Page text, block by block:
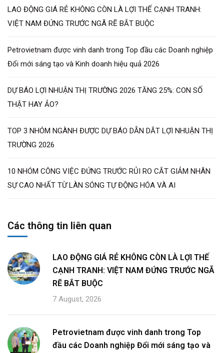
LAO ĐỘNG GIÁ RẺ KHÔNG CÒN LÀ LỢI THẾ CẠNH TRANH:
VIỆT NAM ĐỨNG TRƯỚC NGÃ RẼ BẮT BUỘC
Petrovietnam được vinh danh trong Top đầu các Doanh nghiệp
Đổi mới sáng tạo và Kinh doanh hiệu quả 2026
DỰ BÁO LỢI NHUẬN THỊ TRƯỜNG 2026 TĂNG 25%: CON SỐ
THẬT HAY ẢO?
TOP 3 NHÓM NGÀNH ĐƯỢC DỰ BÁO DẪN DẮT LỢI NHUẬN THỊ
TRƯỜNG 2026
10 NHÓM CÔNG VIỆC ĐỨNG TRƯỚC RỦI RO CẮT GIẢM NHÂN
SỰ CAO NHẤT TỪ LÀN SÓNG TỰ ĐỘNG HÓA VÀ AI
Các thông tin liên quan
LAO ĐỘNG GIÁ RẺ KHÔNG CÒN LÀ LỢI THẾ
CẠNH TRANH: VIỆT NAM ĐỨNG TRƯỚC NGÃ
RẼ BẮT BUỘC
7 August, 2026
Petrovietnam được vinh danh trong Top
đầu các Doanh nghiệp Đổi mới sáng tạo và